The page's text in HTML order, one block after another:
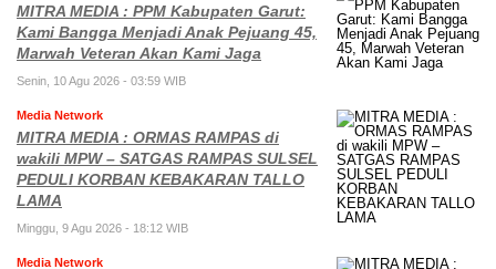
MITRA MEDIA : PPM Kabupaten Garut:
Kami Bangga Menjadi Anak Pejuang 45,
Marwah Veteran Akan Kami Jaga
Senin, 10 Agu 2026 - 03:59 WIB
Media Network
MITRA MEDIA : ORMAS RAMPAS di
wakili MPW – SATGAS RAMPAS SULSEL
PEDULI KORBAN KEBAKARAN TALLO
LAMA
Minggu, 9 Agu 2026 - 18:12 WIB
Media Network